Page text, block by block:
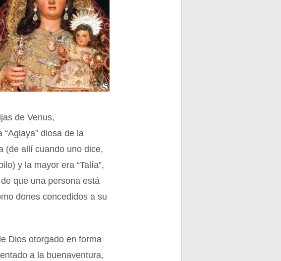
de Venus,
diosa de la
(de allí cuando uno dice,
y la mayor era “Talía”,
que una persona está
dones concedidos a su
Dios otorgado en forma
a la buenaventura,